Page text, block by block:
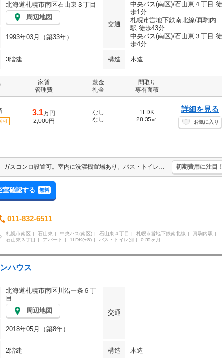
北海道札幌市南区石山東３丁目
周辺地図
交通
中央バス(南区)/石山東４丁目 徒
歩1分
札幌市営地下鉄南北線/真駒内
駅 徒歩43分
中央バス(南区)/石山東３丁目 徒
歩4分
1993年03月（築33年）
3階建 構造 木造
家賃
管理費
敷金
礼金
間取り
専有面積
可
3.1万円
2,000円
なし
なし
1LDK
28.35㎡
詳細を見る
お気に入り
インターネット使用料無料!。ガスコンロ設置可。室内に洗濯機置場あり。バス・トイレ別。TVインターホン付き。バイク置場月1,100円。契約金（初期費用）クレジット決済可。仲介手数料家賃の0.55ヵ月分。 初期費用に注目！
室確認する 無料
011-832-6511
札幌市南区 石山東 中央バス(南区) 石山東４丁目 札幌市営地下鉄南北線
真駒内駅
石山東３丁目
アパート 1LDK(+S) バス・トイレ別 0.55ヶ月
ハウス
北海道札幌市南区川沿一条６丁
目
周辺地図
交通
2018年05月（築8年）
2階建 構造 木造